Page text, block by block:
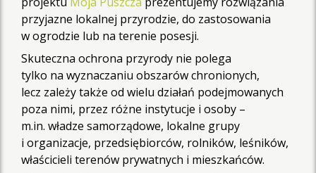
przyjazne lokalnej przyrodzie, do zastosowania
w ogrodzie lub na terenie posesji.
Skuteczna ochrona przyrody nie polega
tylko na wyznaczaniu obszarów chronionych,
lecz zależy także od wielu działań podejmowanych
poza nimi, przez różne instytucje i osoby –
m.in. władze samorządowe, lokalne grupy
i organizacje, przedsiębiorców, rolników, leśników,
właścicieli terenów prywatnych i mieszkańców.